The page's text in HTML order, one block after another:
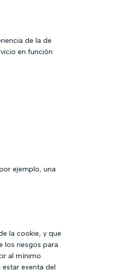
de la de
en función
ejemplo, una
la cookie, y que
los riesgos para
al mínimo
exenta del